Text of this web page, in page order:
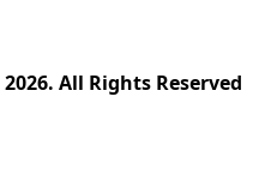
2026. All Rights Reserved